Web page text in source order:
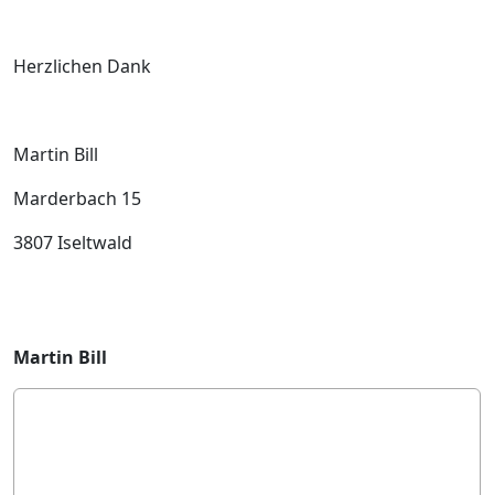
Herzlichen Dank
Martin Bill
Marderbach 15
3807 Iseltwald
Martin Bill